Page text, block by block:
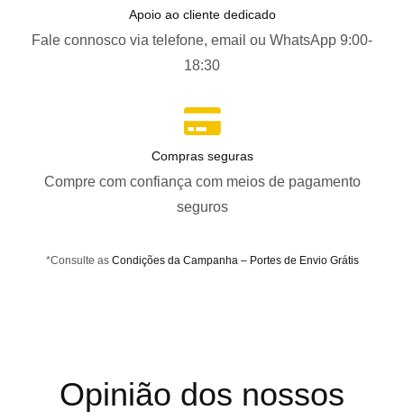
Apoio ao cliente dedicado
Fale connosco via telefone, email ou WhatsApp 9:00-
18:30
Compras seguras
Compre com confiança com meios de pagamento
seguros
*Consulte as Condições da Campanha – Portes de Envio Grátis
Opinião dos nossos